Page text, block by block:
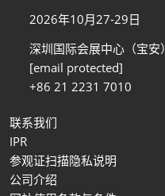
2026年10月27-29日
深圳国际会展中心（宝安）
[email protected]
+86 21 2231 7010
联系我们
IPR
参观证扫描隐私说明
公司介绍